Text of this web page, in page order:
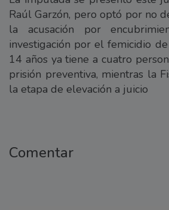
Raúl Garzón, pero optó por no
la acusación por
investigación por el femicidio
14 años ya tiene a cuatro
prisión preventiva, mientras la
la etapa de elevación a juicio
Comentar